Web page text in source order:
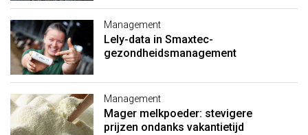
Management
Lely-data in Smaxtec-
gezondheidsmanagement
Management
Mager melkpoeder: stevigere
prijzen ondanks vakantietijd